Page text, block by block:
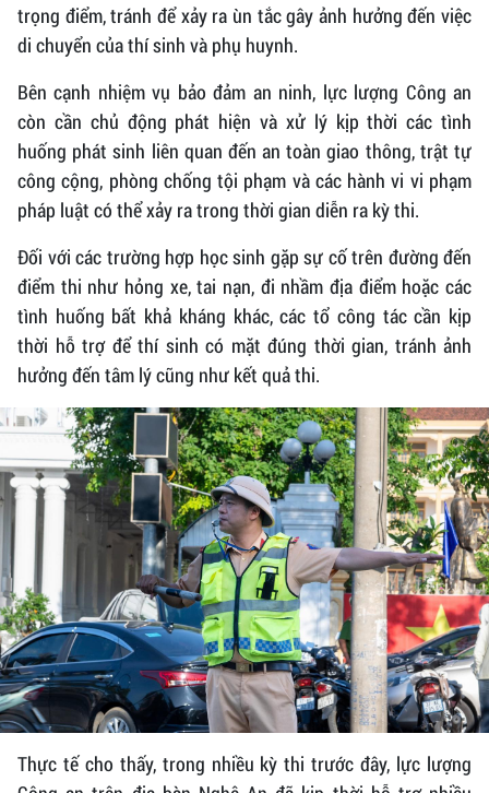
trọng điểm, tránh để xảy ra ùn tắc gây ảnh hưởng đến việc
di chuyển của thí sinh và phụ huynh.
Bên cạnh nhiệm vụ bảo đảm an ninh, lực lượng Công an
còn cần chủ động phát hiện và xử lý kịp thời các tình
huống phát sinh liên quan đến an toàn giao thông, trật tự
công cộng, phòng chống tội phạm và các hành vi vi phạm
pháp luật có thể xảy ra trong thời gian diễn ra kỳ thi.
Đối với các trường hợp học sinh gặp sự cố trên đường đến
điểm thi như hỏng xe, tai nạn, đi nhầm địa điểm hoặc các
tình huống bất khả kháng khác, các tổ công tác cần kịp
thời hỗ trợ để thí sinh có mặt đúng thời gian, tránh ảnh
hưởng đến tâm lý cũng như kết quả thi.
Thực tế cho thấy, trong nhiều kỳ thi trước đây, lực lượng